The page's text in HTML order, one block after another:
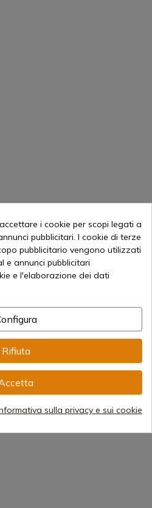
i cookie per scopi legati a
pubblicitari. I cookie di terze
pubblicitario vengono utilizzati
e annunci pubblicitari
e l'elaborazione dei dati
Rifiuta
sulla privacy e sui cookie